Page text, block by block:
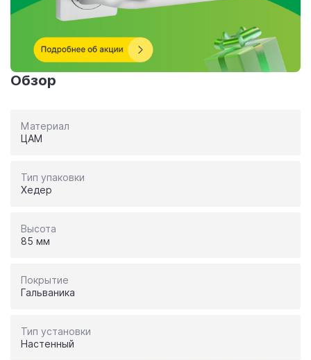
Обзор
Материал
ЦАМ
Тип упаковки
Хедер
Высота
85 мм
Покрытие
Гальваника
Тип установки
Настенный